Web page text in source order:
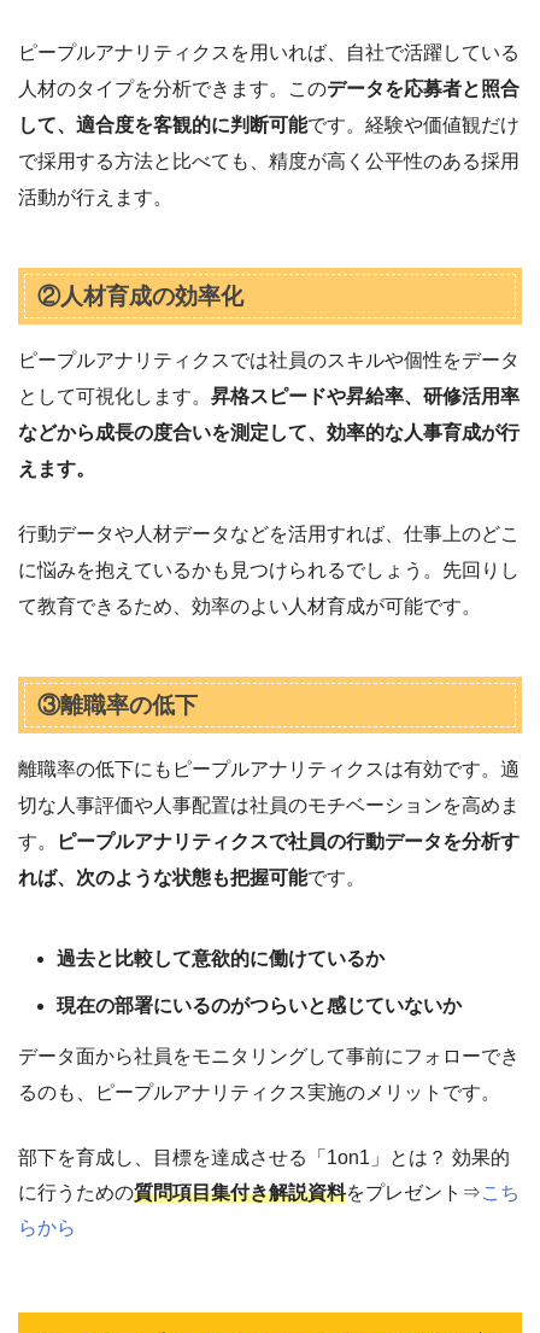
ピープルアナリティクスを用いれば、自社で活躍している
人材のタイプを分析できます。このデータを応募者と照合
して、適合度を客観的に判断可能です。経験や価値観だけ
で採用する方法と比べても、精度が高く公平性のある採用
活動が行えます。
②人材育成の効率化
ピープルアナリティクスでは社員のスキルや個性をデータ
として可視化します。 昇格スピードや昇給率、研修活用率
などから成長の度合いを測定して、効率的な人事育成が行
えます。
行動データや人材データなどを活用すれば、仕事上のどこ
に悩みを抱えているかも見つけられるでしょう。先回りし
て教育できるため、効率のよい人材育成が可能です。
③離職率の低下
離職率の低下にもピープルアナリティクスは有効です。適
切な人事評価や人事配置は社員のモチベーションを高めま
す。
ピープルアナリティクスで社員の行動データを分析す
れば、次のような状態も把握可能です。
過去と比較して意欲的に働けているか
現在の部署にいるのがつらいと感じていないか
データ面から社員をモニタリングして事前にフォローでき
るのも、ピープルアナリティクス実施のメリットです。
部下を育成し、目標を達成させる「1on1」とは？ 効果的
に行うための質問項目集付き解説資料をプレゼント⇒こち
らから